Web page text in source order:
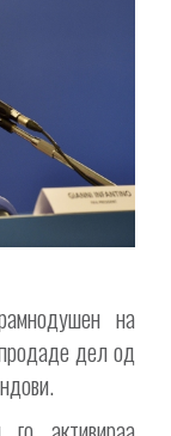
на
дел од